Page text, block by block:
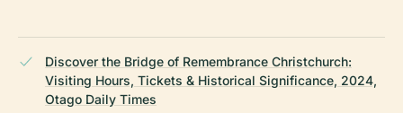
Discover the Bridge of Remembrance Christchurch:
Visiting Hours, Tickets & Historical Significance, 2024,
Otago Daily Times